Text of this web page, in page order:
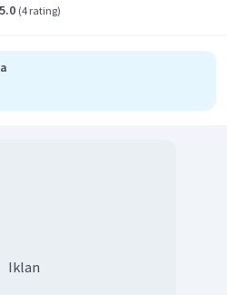
5.0 (4 rating)
Iklan